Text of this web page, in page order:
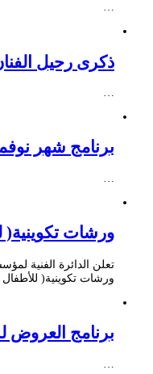
…
ذكرى رحيل
…
برنامج شهر نوفمبر
ورشات تكوينية(
تعلن الدائرة الفنية
ورشات تكوينية(
برنامج العروض